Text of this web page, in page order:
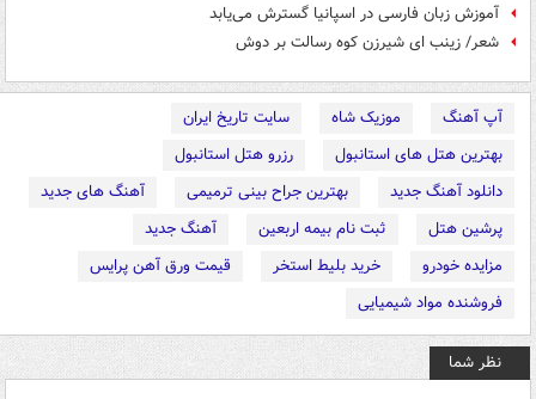
آموزش زبان فارسی در اسپانیا گسترش می‌یابد
شعر/ زینب ای شیرزن کوه رسالت بر دوش
آپ آهنگ موزیک شاه
سایت تاریخ ایران
بهترین هتل های استانبول
رزرو هتل استانبول
دانلود آهنگ جدید
بهترین جراح بینی ترمیمی
آهنگ های جدید
پرشین هتل
ثبت نام بیمه اربعین
آهنگ جدید
مزایده خودرو
خرید بلیط استخر
قیمت ورق آهن پرایس
فروشنده مواد شیمیایی
نظر شما